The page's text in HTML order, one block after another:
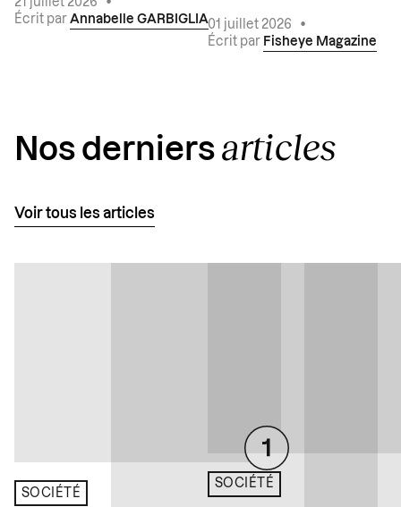
21 juillet 2026
•
Écrit par Annabelle GARBIGLIA01 juillet 2026
•
Écrit par Fisheye Magazine
Nos derniers articles
Voir tous les articles
SOCIÉTÉ
SOCIÉTÉ